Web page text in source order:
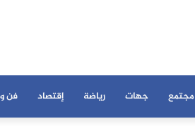
مجتمع جهات رياضة إقتصاد فن